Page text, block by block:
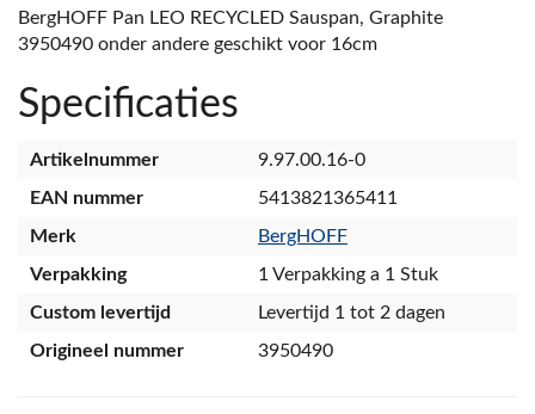
BergHOFF Pan LEO RECYCLED Sauspan, Graphite
3950490 onder andere geschikt voor 16cm
Specificaties
Artikelnummer
9.97.00.16-0
EAN nummer
5413821365411
Merk
BergHOFF
Verpakking
1 Verpakking a 1 Stuk
Custom levertijd
Levertijd 1 tot 2 dagen
Origineel nummer
3950490